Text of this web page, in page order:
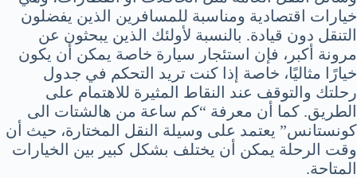
خيارات اقتصادية ومناسبة للمسافرين الذين يفضلون
التنقل دون قيادة. بالنسبة لأولئك الذين يبحثون عن
مرونة أكبر، فإن استئجار سيارة خاصة يمكن أن يكون
خيارًا مثاليًا، خاصة إذا كنت تريد التحكم في جدول
رحلتك والتوقف عند النقاط المثيرة للاهتمام على
الطريق. كما أن معرفة “كم ساعة من هالشتات الى
كونستانس” يعتمد على وسيلة النقل المختارة، حيث أن
وقت الرحلة يمكن أن يختلف بشكل كبير بين الخيارات
المتاحة.